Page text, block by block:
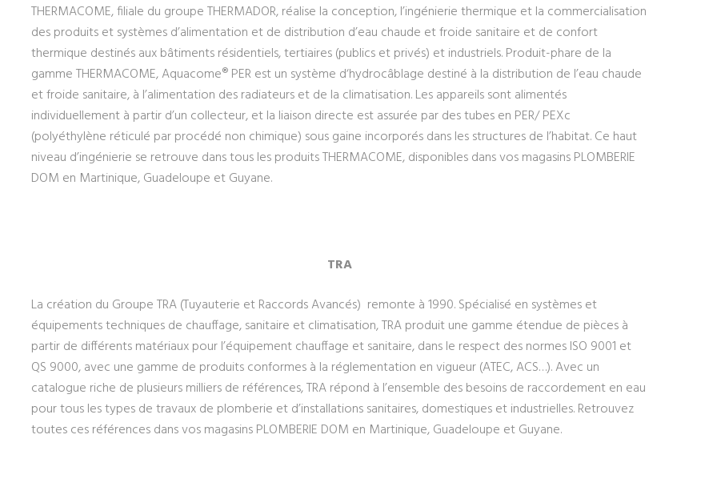
THERMACOME, filiale du groupe THERMADOR, réalise la conception, l’ingénierie thermique et la commercialisation
des produits et systèmes d’alimentation et de distribution d’eau chaude et froide sanitaire et de confort
thermique destinés aux bâtiments résidentiels, tertiaires (publics et privés) et industriels. Produit-phare de la
gamme THERMACOME, Aquacome® PER est un système d‘hydrocâblage destiné à la distribution de l’eau chaude
et froide sanitaire, à l’alimentation des radiateurs et de la climatisation. Les appareils sont alimentés
individuellement à partir d’un collecteur, et la liaison directe est assurée par des tubes en PER/ PEXc
(polyéthylène réticulé par procédé non chimique) sous gaine incorporés dans les structures de l’habitat. Ce haut
niveau d’ingénierie se retrouve dans tous les produits THERMACOME, disponibles dans vos magasins PLOMBERIE
DOM en Martinique, Guadeloupe et Guyane.
TRA
La création du Groupe TRA (Tuyauterie et Raccords Avancés) remonte à 1990. Spécialisé en systèmes et
équipements techniques de chauffage, sanitaire et climatisation, TRA produit une gamme étendue de pièces à
partir de différents matériaux pour l’équipement chauffage et sanitaire, dans le respect des normes ISO 9001 et
QS 9000, avec une gamme de produits conformes à la réglementation en vigueur (ATEC, ACS…). Avec un
catalogue riche de plusieurs milliers de références, TRA répond à l’ensemble des besoins de raccordement en eau
pour tous les types de travaux de plomberie et d’installations sanitaires, domestiques et industrielles. Retrouvez
toutes ces références dans vos magasins PLOMBERIE DOM en Martinique, Guadeloupe et Guyane.